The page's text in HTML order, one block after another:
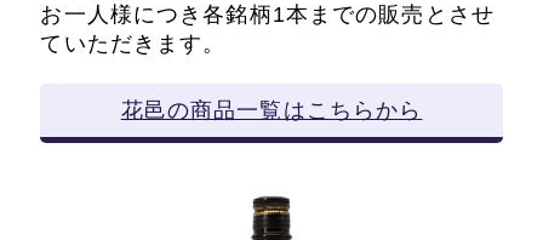
お一人様につき各銘柄1本までの販売とさせ
ていただきます。
花邑の商品一覧はこちらから